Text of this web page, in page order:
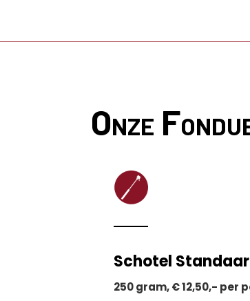
Onze
Schotel
250 gram, € 12,50,- per